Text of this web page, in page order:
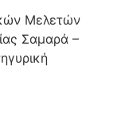
Μελετών
Σαμαρά –